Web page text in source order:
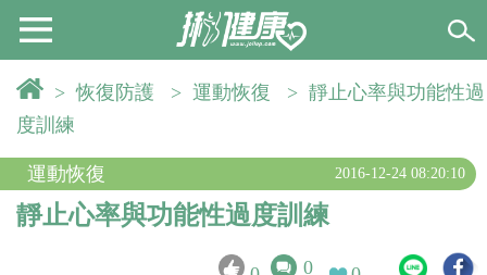
>恢復防護 > 運動恢復 > 靜止心率與功能性過
度訓練
運動恢復 2016-12-24 08:20:10
靜止心率與功能性過度訓練
0